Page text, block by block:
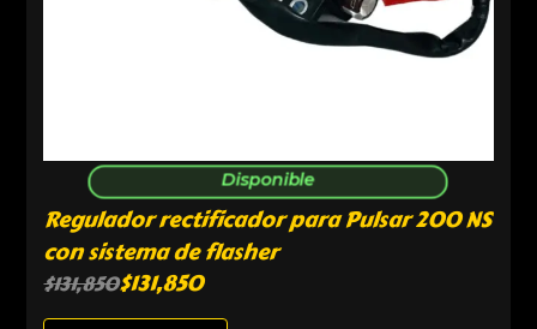
Disponible
Regulador rectificador para Pulsar 200 NS
con sistema de flasher
$131,850$131,850